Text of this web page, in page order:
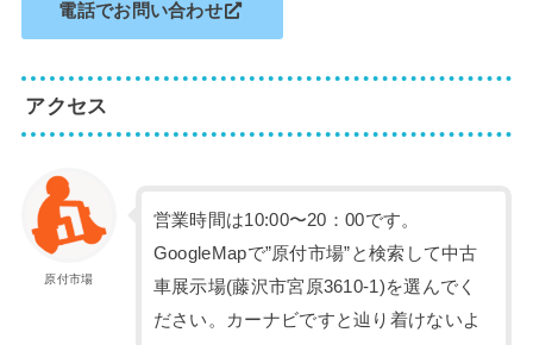
電話でお問い合わせ
アクセス
原付市場
営業時間は10:00〜20：00です。
GoogleMapで”原付市場”と検索して中古
車展示場(藤沢市宮原3610-1)を選んでく
ださい。カーナビですと辿り着けないよ